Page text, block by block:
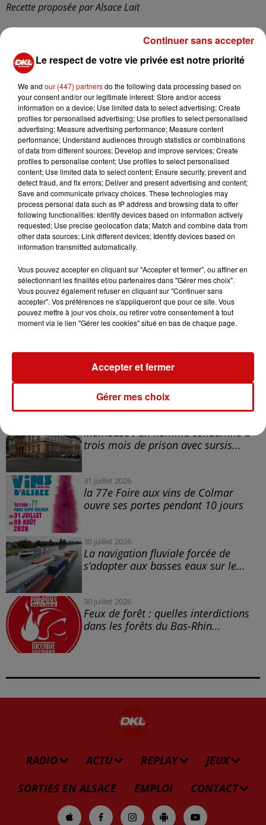
Recette proposée par Alsace Lait
 200 gr Préparation tarte Flambée Alsace Lait
 Fond de tarte
 200 gr d’Asperges Vertes parées et coupées en
morceaux
 150 gr de tomates cerise
 100 gr de feta
 Mélange de trois poivres
 Sel
Préparation :
1 – Etalez la préparation à tarte flambée Alsace Lait sur
le fond de tarte.
2 – Répartissez les morceaux d’asperges vertes sur la
crème ainsi que les tomates
cerises.
4 – Emiettez la feta et poivrer.
5 – Dégustez
Bonus: On peut y ajouter un peu de roquette après
cuisson!
https://www.alsace-lait.com/nos-fromages-blancs/fiche-
produit/garniture-pour-tarte-flambee
LES AUTRES ACTUALITÉS
Mulhouse : un homme condamné à
trois mois de prison avec sursis...
31 juillet 2026
la 77e Foire aux vins de Colmar
ouvre ses portes pendant 10 jours
30 juillet 2026
La navigation fluviale forcée de
s’adapter aux basses eaux sur le...
30 juillet 2026
Feux de forêt : quelles interdictions
dans les forêts du Bas-Rhin...
RADIO ACTU REPLAY
JEUX
SORTIES EN ALSACE
EMPLOI CONTACT
Le respect de votre vie privée est notre priorité
We and our (447) partnersdo the following data processing based on
your consent and/or our legitimate interest: Store and/or access
information on a device; Use limited data to select advertising; Create
profiles for personalised advertising; Use profiles to select personalised
advertising; Measure advertising performance; Measure content
performance; Understand audiences through statistics or combinations
of data from different sources; Develop and improve services; Create
profiles to personalise content; Use profiles to select personalised
content; Use limited data to select content; Ensure security, prevent and
detect fraud, and fix errors; Deliver and present advertising and content;
Save and communicate privacy choices. These technologies may
process personal data such as IP address and browsing data to offer
following functionalities: Identify devices based on information actively
requested; Use precise geolocation data; Match and combine data from
other data sources; Link different devices; Identify devices based on
information transmitted automatically.
Vous pouvez accepter en cliquant sur "Accepter et fermer", ou affiner en
sélectionnant les finalités et/ou partenaires dans "Gérer mes choix".
Vous pouvez également refuser en cliquant sur "Continuer sans
accepter". Vos préférences ne s'appliqueront que pour ce site. Vous
pouvez mettre à jour vos choix, ou retirer votre consentement à tout
moment via le lien "Gérer les cookies" situé en bas de chaque page.
Gérer mes choix
Accepter et fermer
Continuer sans accepter